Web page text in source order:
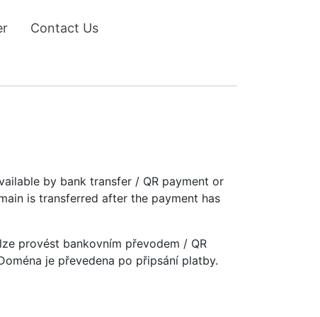
Contact Us
by bank transfer / QR payment or
is transferred after the payment has
provést bankovním převodem / QR
je převedena po připsání platby.